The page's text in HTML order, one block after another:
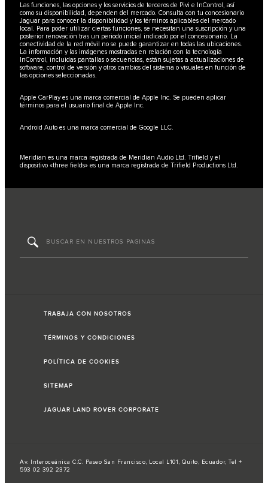
Las funciones, las opciones y los servicios de terceros de Pivi e InControl, así
como su disponibilidad, dependen del mercado. Consulta con tu concesionario
Jaguar para conocer la disponibilidad y los términos aplicables del mercado
local. Para poder utilizar ciertas funciones, se necesitan una suscripción y una
posterior renovación tras un periodo inicial indicado por el concesionario. La
conectividad de la red móvil no se puede garantizar en todas las ubicaciones.
La información y las imágenes mostradas en relación con la tecnología
InControl, incluidas pantallas o secuencias, están sujetas a actualizaciones de
software, control de versión y otros cambios del sistema o visuales en función de
las opciones seleccionadas.
Apple CarPlay es una marca comercial de Apple Inc. Se pueden aplicar
términos para el usuario final de Apple Inc.
Android Auto es una marca comercial de Google LLC.
Meridian es una marca registrada de Meridian Audio Ltd. Trifield y el
dispositivo «three fields» es una marca registrada de Trifield Productions Ltd.
TRABAJA CON NOSOTROS
TÉRMINOS Y CONDICIONES
POLÍTICA DE COOKIES
SITEMAP
JAGUAR LAND ROVER CORPORATE
Av. Interoceánica C.C. Paseo San Francisco, Local L101, Quito, Ecuador, Tel +
593 02 392 2372